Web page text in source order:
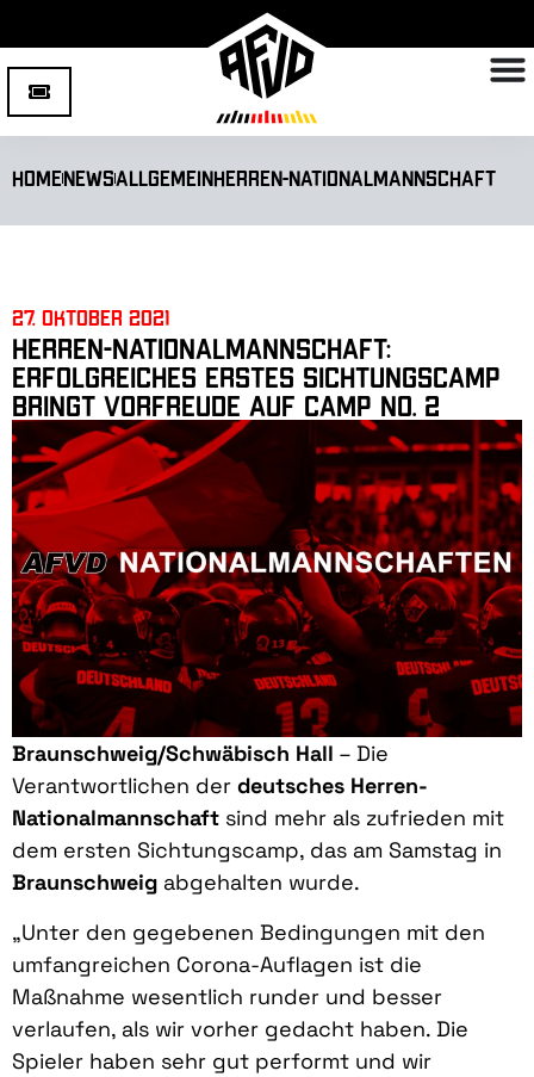
HomeNewsAllgemeinHerren-Nationalmannschaft
27. Oktober 2021
Herren-Nationalmannschaft:
Erfolgreiches erstes Sichtungscamp
bringt Vorfreude auf Camp No. 2
Braunschweig/Schwäbisch Hall – Die
Verantwortlichen der deutsches Herren-
Nationalmannschaft sind mehr als zufrieden mit
dem ersten Sichtungscamp, das am Samstag in
Braunschweig abgehalten wurde.
„Unter den gegebenen Bedingungen mit den
umfangreichen Corona-Auflagen ist die
Maßnahme wesentlich runder und besser
verlaufen, als wir vorher gedacht haben. Die
Spieler haben sehr gut performt und wir